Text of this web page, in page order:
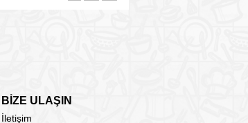
BİZE ULAŞIN
İletişim